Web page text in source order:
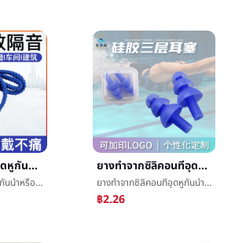
ต้นคริสต์มาสทีอุดหูกันนำหรือเสียงต่อต้านสัญญาณรบกวนนอนหลับ1270นอนหลับซุปเปอร์ก้ันเสียงอุตสาหกรรมเครื่องจักรกลลดเสียงรบกวนว่ายน้ำต่อต้านæ°´ทีอุดหูกันนำหรือเสียง
ต้นคริสต์มาสทีอุดหูกันนำหรือเสียงต่อต้านสัญญาณรบกวนนอนหลับ1270นอนหลับซุปเปอร์ก้ันเสียงอุตสาหกรรมเครื่องจักรกลลดเสียงรบกวนว่ายน้ำต่อต้านæ°´ทีอุดหูกันนำหรือเสียง
ยางทำจากซิลิคอนทีอุดหูกันนำหรือเสียงสามชั้นต้นคริสต์มาสว่ายน้ำทีอุดหูกันนำหรือเสียงสามชั้นกันน้ำก้ันเสียงทีอุดหูกันนำหรือเสียงสามารถพิมพ์LOGOทีอุดหูกันนำหรือเสียงขายส่ง
ยางทำจากซิลิคอนทีอุดหูกันนำหรือเสียงสามชั้นต้นคริสต์มาสว่ายน้ำทีอุดหูกันนำหรือเสียงสามชั้นกันน้ำก้ันเสียงทีอุดหูกันนำหรือเสียงสามารถพิมพ์LOGOทีอุดหูกันนำหรือเสียงขายส่ง
฿2.26